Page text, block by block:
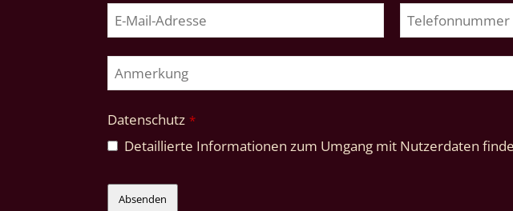
Datenschutz *
Detaillierte Informationen zum Umgang mit Nutzerdaten
Contact
Absenden